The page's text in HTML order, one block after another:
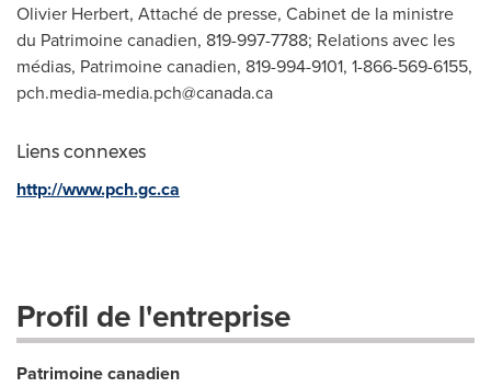
Olivier Herbert, Attaché de presse, Cabinet de la ministre
du Patrimoine canadien, 819-997-7788; Relations avec les
médias, Patrimoine canadien, 819-994-9101, 1-866-569-6155,
pch.media-media.pch@canada.ca
Liens connexes
http://www.pch.gc.ca
Profil de l'entreprise
Patrimoine canadien